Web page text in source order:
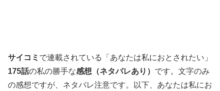
サイコミ で連載されている「あなたは私におとされたい」
175話の私の勝手な感想（ネタバレあり） です。文字のみ
の感想ですが、ネタバレ注意です。
以下、あなたは私にお